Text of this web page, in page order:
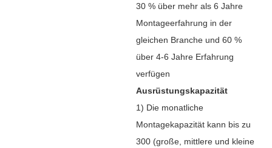
30 % über mehr als 6 Jahre
Montageerfahrung in der
gleichen Branche und 60 %
über 4-6 Jahre Erfahrung
verfügen
Ausrüstungskapazität
1) Die monatliche
Montagekapazität kann bis zu
300 (große, mittlere und kleine